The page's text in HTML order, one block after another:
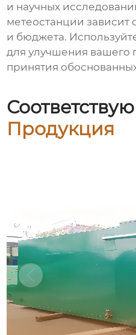
и научных
метеостанции зависит
и бюджета.
для улучшения вашего
принятия
Продукция